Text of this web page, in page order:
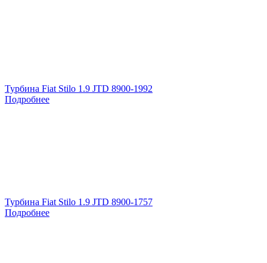
Турбина Fiat Stilo 1.9 JTD 8900-1992
Подробнее
Турбина Fiat Stilo 1.9 JTD 8900-1757
Подробнее